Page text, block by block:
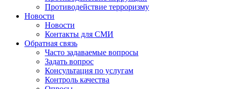
Противодействие терроризму
Новости
Новости
Контакты для СМИ
Обратная связь
Часто задаваемые вопросы
Задать вопрос
Консультация по услугам
Контроль качества